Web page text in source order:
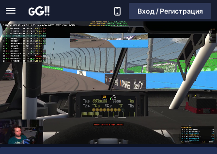
Вход / Регистрация